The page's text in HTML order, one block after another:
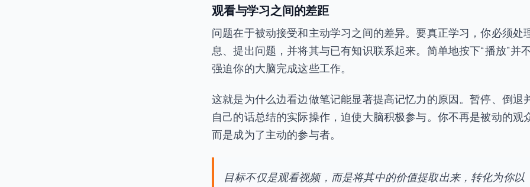
观看与学习之间的差距
问题在于被动接受和主动学习之间的差异。要真正学习，你必须处
息、提出问题，并将其与已有知识联系起来。简单地按下“播放”并
强迫你的大脑完成这些工作。
这就是为什么边看边做笔记能显著提高记忆力的原因。暂停、倒退
自己的话总结的实际操作，迫使大脑积极参与。你不再是被动的观
而是成为了主动的参与者。
目标不仅是观看视频，而是将其中的价值提取出来，转化为你以